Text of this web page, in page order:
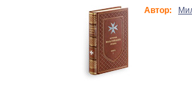
Автор: